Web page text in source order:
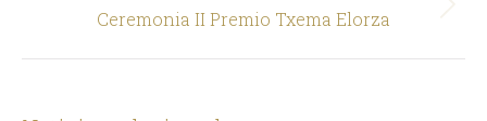
Siguiente
Ceremonia II Premio Txema Elorza